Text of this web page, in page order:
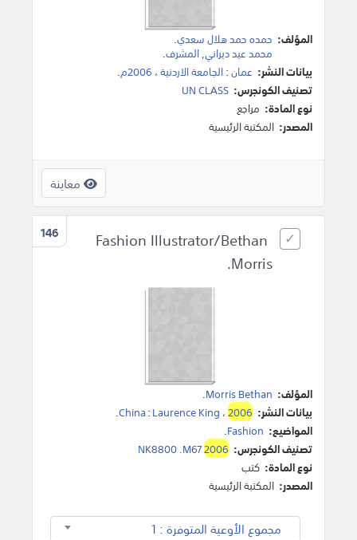
المؤلف: حمده حمد هلال سعدي.
محمد عيد ديراني,المشرف.
بيانات النشر: عمان:الجامعة الاردنية، 2006م .
تصنيف الكونجرس: UN CLASS
نوع المادة: مراجع
المصدر: المكتبة الرئيسية
معاينة
146
Fashion Illustrator/Bethan
Morris.
المؤلف: Morris Bethan
.
بيانات النشر:
China:Laurence King ،2006
.
المواضيع: Fashion
.
تصنيف الكونجرس:
NK8800 .M672006
نوع المادة: كتب
المصدر: المكتبة الرئيسية
مجموع الأوعية المتوفرة : 1